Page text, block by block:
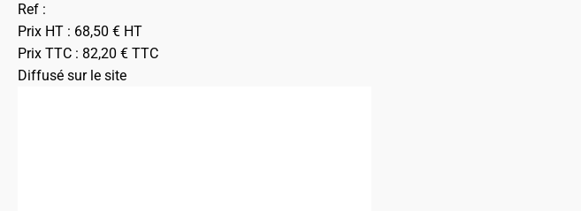
Ref :
Prix HT : 68,50 € HT
Prix TTC : 82,20 € TTC
Diffusé sur le site